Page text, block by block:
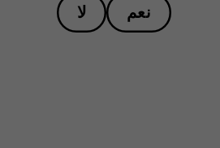
نعم لا